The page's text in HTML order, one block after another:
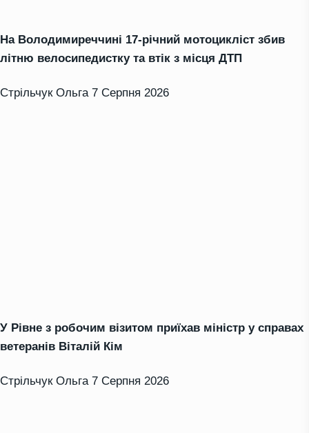
На Володимиреччині 17-річний мотоцикліст збив
літню велосипедистку та втік з місця ДТП
Стрільчук Ольга 7 Серпня 2026
У Рівне з робочим візитом приїхав міністр у справах
ветеранів Віталій Кім
Стрільчук Ольга 7 Серпня 2026